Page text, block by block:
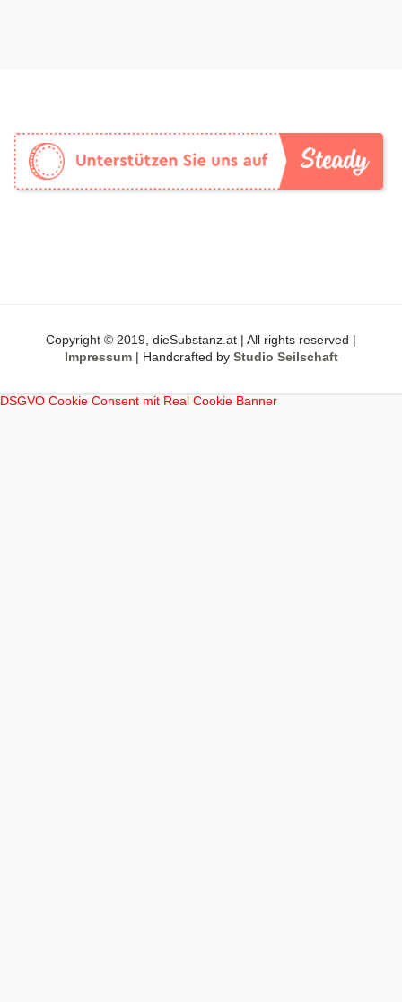
Copyright © 2019, dieSubstanz.at | All rights reserved |
Impressum| Handcrafted by Studio Seilschaft
DSGVO Cookie Consent mit Real Cookie Banner